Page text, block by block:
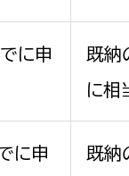
に申
既
に相
に申 既